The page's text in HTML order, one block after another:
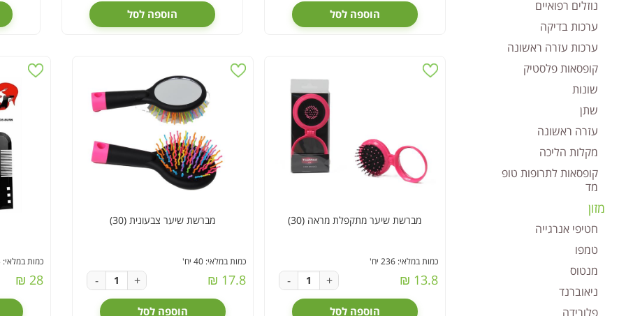
נוזלים רפואיים
ערכות בדיקה
ערכות עזרה ראשונה
קופסאות פלסטיק
שונות
שתן
עזרה ראשונה
מקלות הליכה
קופסאות לתרופות טופ
מד
מזון
חטיפי אנרגייה
טמפו
מנטוס
ניאוברנד
פלורידה
הוספה לסל הוספה לסל
מברשת שיער מתקפלת מראה (30)
כמות במלאי: 236 יח'
13.8 ₪
- +
הוספה לסל
מברשת שיער צבעונית (30)
כמות במלאי: 40 יח'
17.8 ₪
- +
הוספה לסל
כמות במלאי: 25 יח'
28 ₪